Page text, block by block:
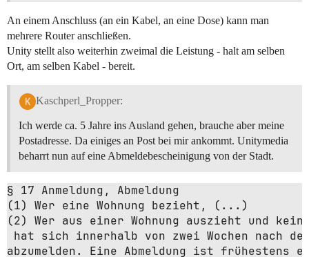
An einem Anschluss (an ein Kabel, an eine Dose) kann man
mehrere Router anschließen.
Unity stellt also weiterhin zweimal die Leistung - halt am selben
Ort, am selben Kabel - bereit.
Kaschperl_Propper:
Ich werde ca. 5 Jahre ins Ausland gehen, brauche aber meine
Postadresse. Da einiges an Post bei mir ankommt. Unitymedia
beharrt nun auf eine Abmeldebescheinigung von der Stadt.
§ 17 Anmeldung, Abmeldung
(1) Wer eine Wohnung bezieht, (...)
(2) Wer aus einer Wohnung auszieht und
hat sich innerhalb von zwei Wochen nach
abzumelden. Eine Abmeldung ist frühestens